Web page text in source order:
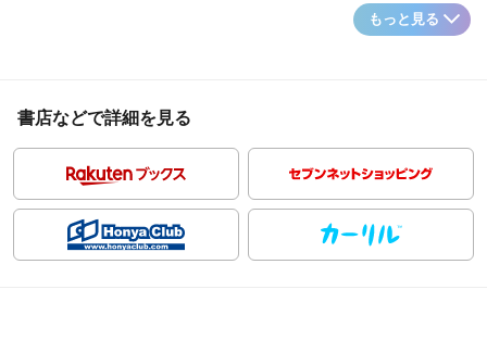
もっと見る
書店などで詳細を見る